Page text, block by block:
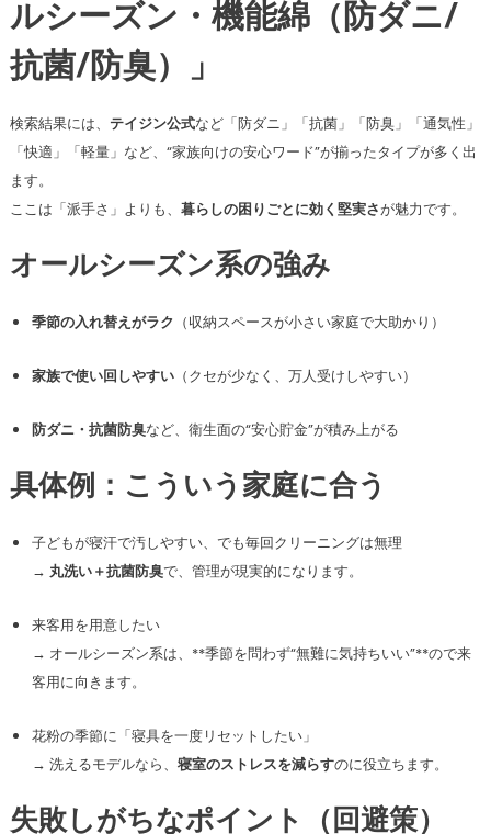
ルシーズン・機能綿（防ダニ/
抗菌/防臭）」
検索結果には、 テイジン公式など「防ダニ」「抗菌」「防臭」「通気性」
「快適」「軽量」など、“家族向けの安心ワード”が揃ったタイプが多く出
ます。
ここは「派手さ」よりも、 暮らしの困りごとに効く堅実さが魅力です。
オールシーズン系の強み
季節の入れ替えがラク （収納スペースが小さい家庭で大助かり）
家族で使い回しやすい（クセが少なく、万人受けしやすい）
防ダニ・抗菌防臭など、衛生面の“安心貯金”が積み上がる
具体例：こういう家庭に合う
子どもが寝汗で汚しやすい、でも毎回クリーニングは無理
→ 丸洗い＋抗菌防臭で、管理が現実的になります。
来客用を用意したい
→ オールシーズン系は、**季節を問わず“無難に気持ちいい”**ので来
客用に向きます。
花粉の季節に「寝具を一度リセットしたい」
→ 洗えるモデルなら、 寝室のストレスを減らすのに役立ちます。
失敗しがちなポイント（回避策）